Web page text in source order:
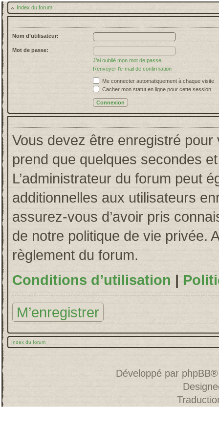
Index du forum
Nom d’utilisateur:
Mot de passe:
J’ai oublié mon mot de passe
Renvoyer l’e-mail de confirmation
Me connecter automatiquement à chaque visite
Cacher mon statut en ligne pour cette session
Vous devez être enregistré pour
prend que quelques secondes
L’administrateur du forum peut
additionnelles aux utilisateurs
assurez-vous d’avoir pris
de notre politique de vie privée.
règlement du forum.
Conditions d’utilisation |
M’enregistrer
Index du forum
Développé par phpBB®